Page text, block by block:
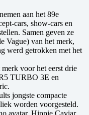
aan het 89e
cars, show-cars en
Samen geven ze
Vague) van het merk,
werd getrokken met het
voor het eerst drie
TURBO 3E en
jongste compacte
worden voorgesteld.
avatar, Hippie Caviar